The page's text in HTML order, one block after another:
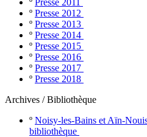
º Presse 2011
º Presse 2012
º Presse 2013
º Presse 2014
º Presse 2015
º Presse 2016
º Presse 2017
º Presse 2018
Archives / Bibliothèque
º Noisy-les-Bains et Aïn-
bibliothèque